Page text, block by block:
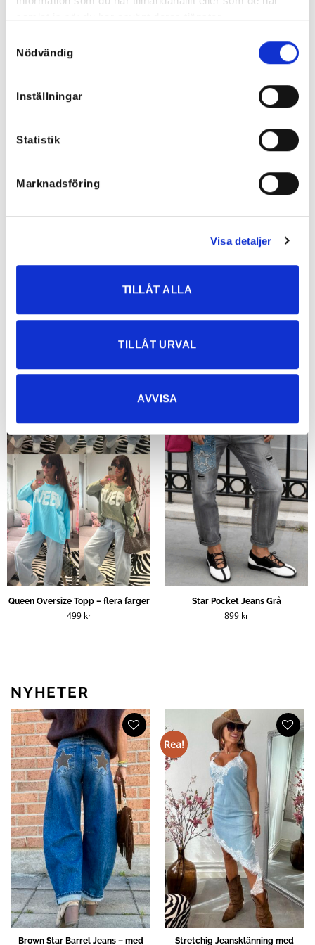
samlat in när du har använt deras tjänster.
Nödvändig
Inställningar
Statistik
Marknadsföring
Visa detaljer
TILLÅT ALLA
TILLÅT URVAL
AVVISA
Camille Viskosklänning – flera
549kr
Queen Oversize Topp – flera färger
499 kr
Star Pocket Jeans Grå
899 kr
NYHETER
Brown Star Barrel Jeans – med
Rea!
Stretchig Jeansklänning med